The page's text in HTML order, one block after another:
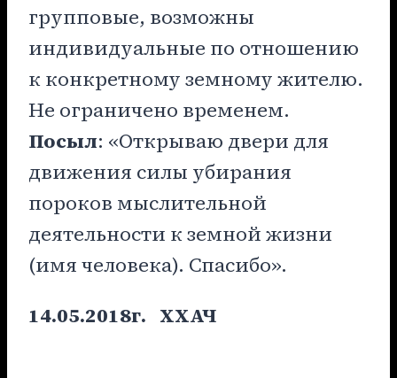
групповые, возможны
индивидуальные по отношению
к конкретному земному жителю.
Не ограничено временем.
Посыл: «Открываю двери для
движения силы убирания
пороков мыслительной
деятельности к земной жизни
(имя человека). Спасибо».
14.05.2018г. ХХАЧ